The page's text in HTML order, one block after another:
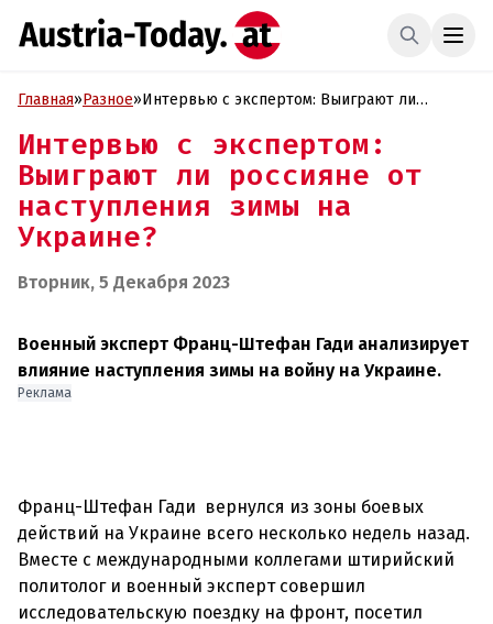
Главная»Разное»Интервью с экспертом: Выиграют ли
Интервью с экспертом:
Выиграют ли россияне от
наступления зимы на
Украине?
Вторник, 5 Декабря 2023
Военный эксперт Франц-Штефан Гади анализирует
влияние наступления зимы на войну на Украине.
Реклама
Франц-Штефан Гади вернулся из зоны боевых
действий на Украине всего несколько недель назад.
Вместе с международными коллегами штирийский
политолог и военный эксперт совершил
исследовательскую поездку на фронт, посетил